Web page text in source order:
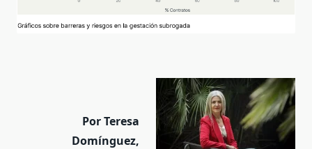
Por Teresa
Domínguez,